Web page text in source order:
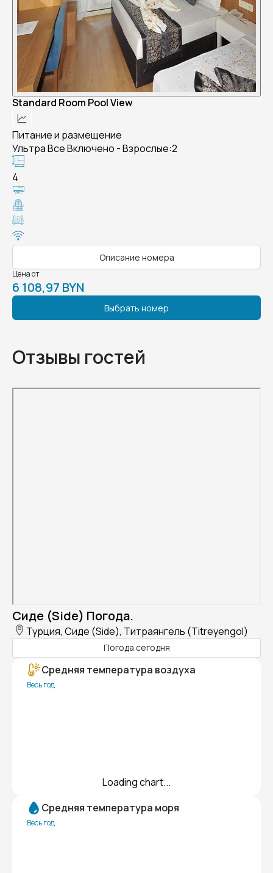
Standard Room Pool View
Питание и размещение
Ультра Все Включено - Взрослые:2
4
Описание номера
Цена от
6 108,97 BYN
Выбрать номер
Отзывы гостей
Сиде (Side) Погода.
Турция, Сиде (Side), Титраянгель (Titreyengol)
Погода сегодня
Средняя температура воздуха
Весь год
Loading chart...
Средняя температура моря
Весь год